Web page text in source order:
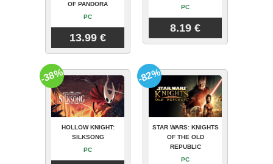
OF PANDORA
PC
13.99 €
PC
8.19 €
HOLLOW KNIGHT:
SILKSONG
PC
-38%
STAR WARS: KNIGHTS
OF THE OLD
REPUBLIC
PC
-82%